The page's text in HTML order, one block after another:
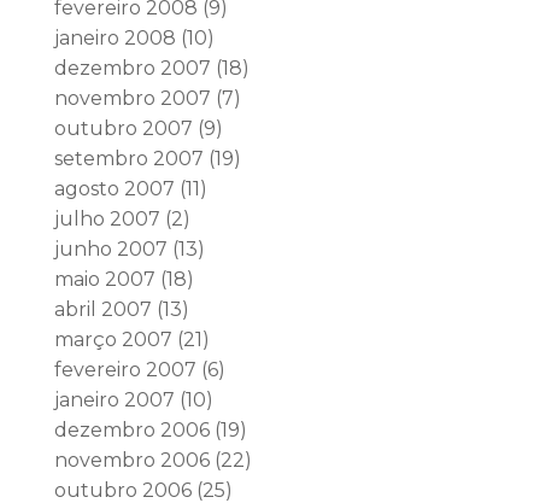
fevereiro 2008 (9)
janeiro 2008 (10)
dezembro 2007 (18)
novembro 2007 (7)
outubro 2007 (9)
setembro 2007 (19)
agosto 2007 (11)
julho 2007 (2)
junho 2007 (13)
maio 2007 (18)
abril 2007 (13)
março 2007 (21)
fevereiro 2007 (6)
janeiro 2007 (10)
dezembro 2006(19)
novembro 2006(22)
outubro 2006(25)